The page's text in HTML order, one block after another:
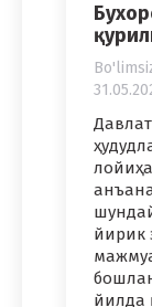
йирик
йилда